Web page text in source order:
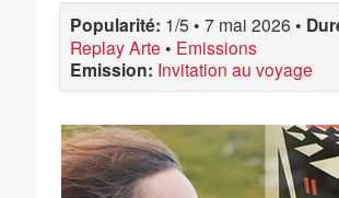
Popularité: 1/5 • 7 mai 2026 •
Replay Arte • Emissions
Emission: Invitation au voyage